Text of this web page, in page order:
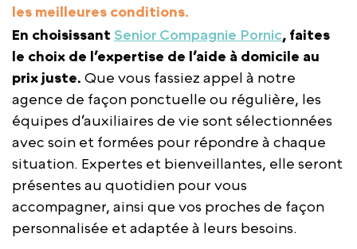
les meilleures conditions.
En choisissant Senior Compagnie Pornic, faites
le choix de l’expertise de l’aide à domicile au
prix juste. Que vous fassiez appel à notre
agence de façon ponctuelle ou régulière, les
équipes d’auxiliaires de vie sont sélectionnées
avec soin et formées pour répondre à chaque
situation. Expertes et bienveillantes, elle seront
présentes au quotidien pour vous
accompagner, ainsi que vos proches de façon
personnalisée et adaptée à leurs besoins.